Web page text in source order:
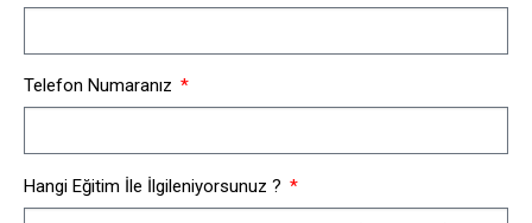
Telefon Numaranız
Hangi Eğitim İle İlgileniyorsunuz ?